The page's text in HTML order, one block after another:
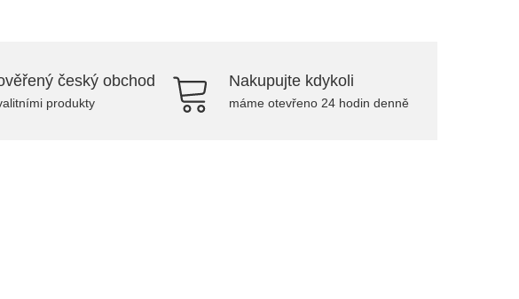
český obchod
produkty
Nakupujte kdykoli
máme otevřeno 24 hodin denně